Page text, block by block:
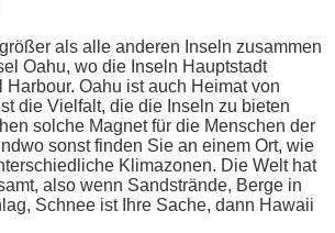
als alle anderen Inseln zusammen
Oahu, wo die Inseln Hauptstadt
Harbour. Oahu ist auch Heimat von
die Vielfalt, die die Inseln zu bieten
solche Magnet für die Menschen der
sonst finden Sie an einem Ort, wie
Klimazonen. Die Welt hat
also wenn Sandstrände, Berge in
Schnee ist Ihre Sache, dann Hawaii